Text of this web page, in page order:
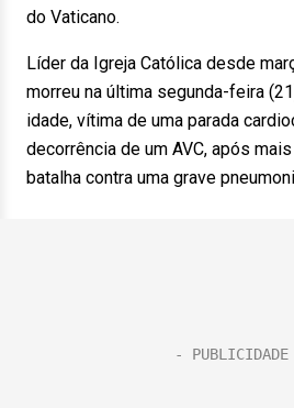
do Vaticano.
Líder da Igreja Católica desde
morreu na última segunda-feira
idade, vítima de uma parada
decorrência de um AVC, após
batalha contra uma grave